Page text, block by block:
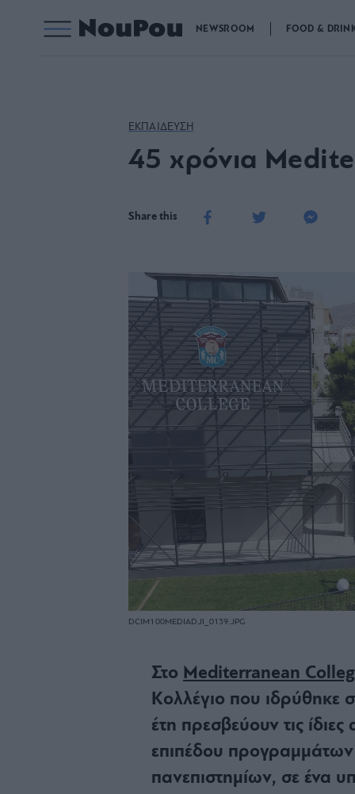
NEWSROOM FOOD &
ΕΚΠΑΙΔΕΥΣΗ
45 χρόνια
Share this
DCIM100MEDIADJI_0139.JPG
Στο Mediterranean
Κολλέγιο που ιδρύθηκε
έτη πρεσβεύουν τις
επιπέδου
πανεπιστημίων, σε ένα